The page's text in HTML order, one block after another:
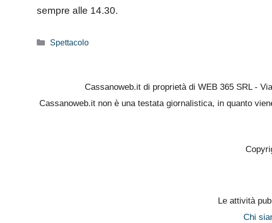
sempre alle 14.30.
Categorie
Spettacolo
Cassanoweb.it di proprietà di WEB 365 SRL -
Cassanoweb.it non è una testata giornalistica, in quanto
Le attività
Chi